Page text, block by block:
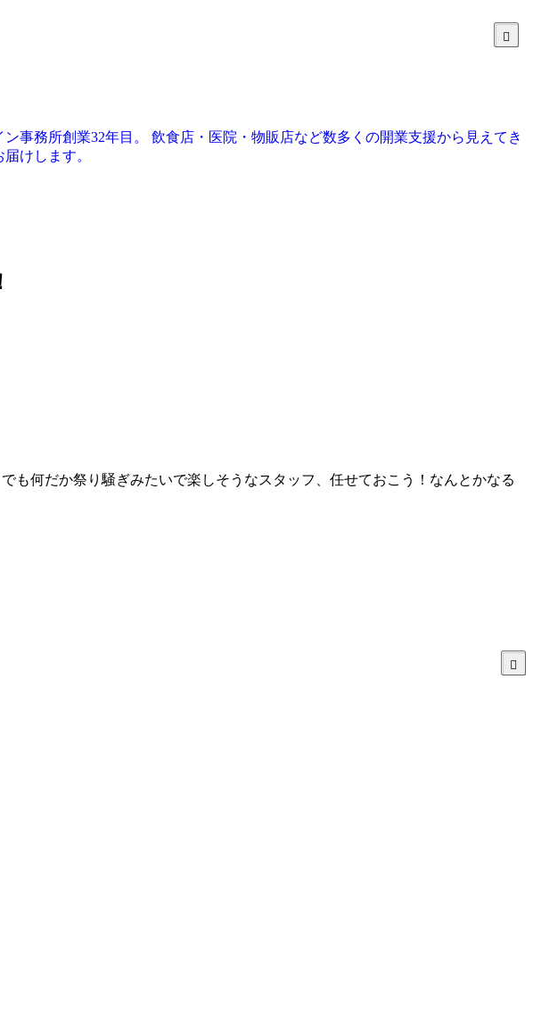
ン事務所創業32年目。 飲食店・医院・物販店など数多くの開業支援から見えてき
けします。
も何だか祭り騒ぎみたいで楽しそうなスタッフ、任せておこう！なんとかなる